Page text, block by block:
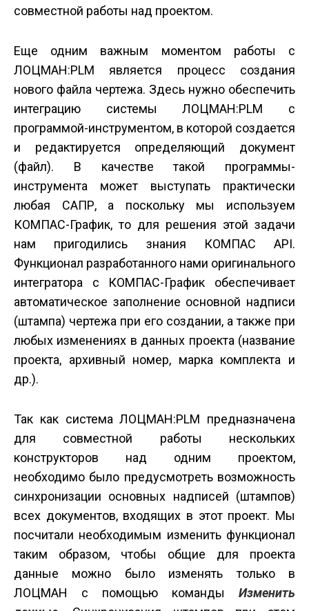
совместной работы над проектом.
Еще одним важным моментом работы с
ЛОЦМАН:PLM является процесс создания
нового файла чертежа. Здесь нужно обеспечить
интеграцию системы ЛОЦМАН:PLM с
программой-инструментом, в которой создается
и редактируется определяющий документ
(файл). В качестве такой программы-
инструмента может выступать практически
любая САПР, а поскольку мы используем
КОМПАС-График, то для решения этой задачи
нам пригодились знания КОМПАС API.
Функционал разработанного нами оригинального
интегратора с КОМПАС-График обеспечивает
автоматическое заполнение основной надписи
(штампа) чертежа при его создании, а также при
любых изменениях в данных проекта (название
проекта, архивный номер, марка комплекта и
др.).
Так как система ЛОЦМАН:PLM предназначена
для совместной работы нескольких
конструкторов над одним проектом,
необходимо было предусмотреть возможность
синхронизации основных надписей (штампов)
всех документов, входящих в этот проект. Мы
посчитали необходимым изменить функционал
таким образом, чтобы общие для проекта
данные можно было изменять только в
ЛОЦМАН с помощью команды Изменить